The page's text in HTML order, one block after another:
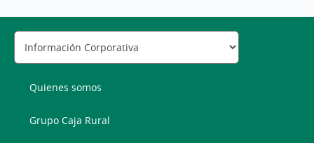
Quienes somos
Grupo Caja Rural